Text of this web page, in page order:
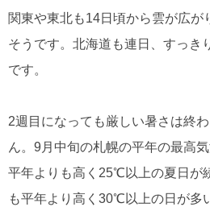
関東や東北も14日頃から雲が広が
そうです。北海道も連日、すっき
です。
2週目になっても厳しい暑さは終
ん。9月中旬の札幌の平年の最高
平年よりも高く25℃以上の夏日が
も平年より高く30℃以上の日が多